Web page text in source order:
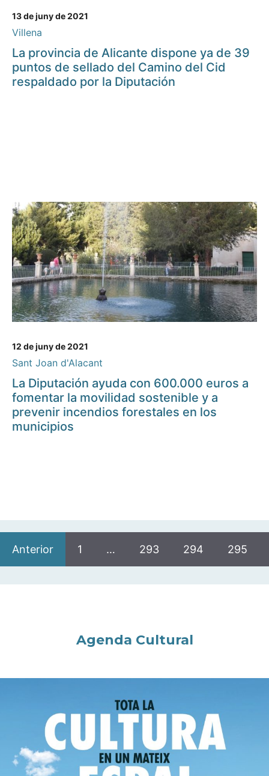
13 de juny de 2021
Villena
La provincia de Alicante dispone ya de 39
puntos de sellado del Camino del Cid
respaldado por la Diputación
12 de juny de 2021
Sant Joan d'Alacant
La Diputación ayuda con 600.000 euros a
fomentar la movilidad sostenible y a
prevenir incendios forestales en los
municipios
Anterior 1 … 293 294 295
Agenda Cultural